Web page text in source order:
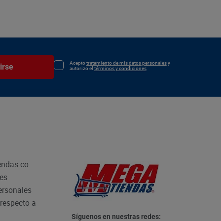
Aceptotratamiento de mis datos personalesy
autorizo el términos y condiciones
a
Síguenos en nuestras redes: